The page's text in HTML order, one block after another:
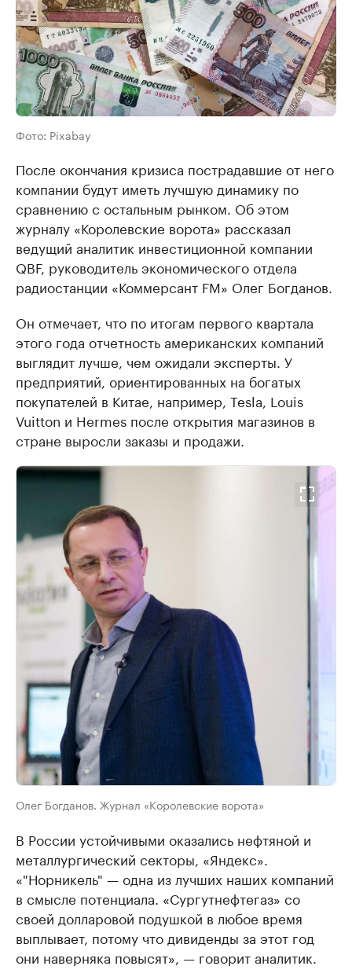
Фото: Pixabay
После окончания кризиса пострадавшие от него
компании будут иметь лучшую динамику по
сравнению с остальным рынком. Об этом
журналу «Королевские ворота» рассказал
ведущий аналитик инвестиционной компании
QBF, руководитель экономического отдела
радиостанции «Коммерсант FM» Олег Богданов.
Он отмечает, что по итогам первого квартала
этого года отчетность американских компаний
выглядит лучше, чем ожидали эксперты. У
предприятий, ориентированных на богатых
покупателей в Китае, например, Tesla, Louis
Vuitton и Hermes после открытия магазинов в
стране выросли заказы и продажи.
Олег Богданов. Журнал «Королевские ворота»
В России устойчивыми оказались нефтяной и
металлургический секторы, «Яндекс».
«"Норникель" — одна из лучших наших компаний
в смысле потенциала. «Сургутнефтегаз» со
своей долларовой подушкой в любое время
выплывает, потому что дивиденды за этот год
они наверняка повысят», — говорит аналитик.